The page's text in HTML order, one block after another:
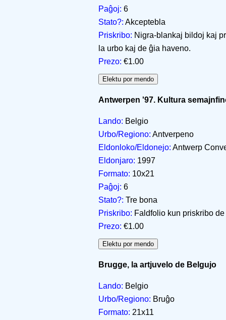
Paĝoj: 6
Stato?: Akceptebla
Priskribo: Nigra-blankaj bildoj kaj
la urbo kaj de ĝia haveno.
Prezo: €1.00
Antwerpen '97. Kultura
Lando: Belgio
Urbo/Regiono: Antverpeno
Eldonloko/Eldonejo: Antwerp
Eldonjaro: 1997
Formato: 10x21
Paĝoj: 6
Stato?: Tre bona
Priskribo: Faldfolio kun priskribo
Prezo: €1.00
Brugge, la artjuvelo de Belgujo
Lando: Belgio
Urbo/Regiono: Bruĝo
Formato: 21x11